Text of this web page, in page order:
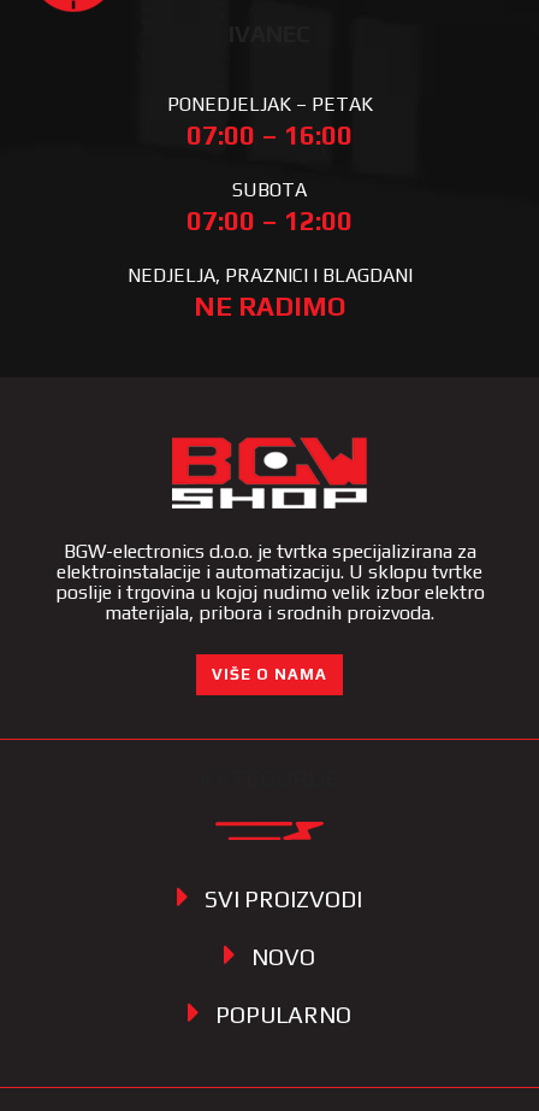
PONEDJELJAK – PETAK
07:00 – 16:00
SUBOTA
07:00 – 12:00
NEDJELJA, PRAZNICI I BLAGDANI
NE RADIMO
BGW-electronics d.o.o. je tvrtka specijalizirana za
elektroinstalacije i automatizaciju. U sklopu tvrtke
poslije i trgovina u kojoj nudimo velik izbor elektro
materijala, pribora i srodnih proizvoda.
VIŠE O NAMA
SVI PROIZVODI
NOVO
POPULARNO